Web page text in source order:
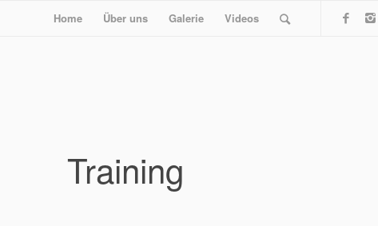
Home Über uns Galerie Videos
Training